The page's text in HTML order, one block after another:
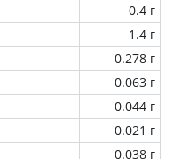
0.4 г
1.4 г
0.278 г
0.063 г
0.044 г
0.021 г
0.038 г